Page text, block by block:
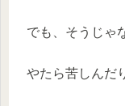
でも、そうじゃ
やたら苦しんだ